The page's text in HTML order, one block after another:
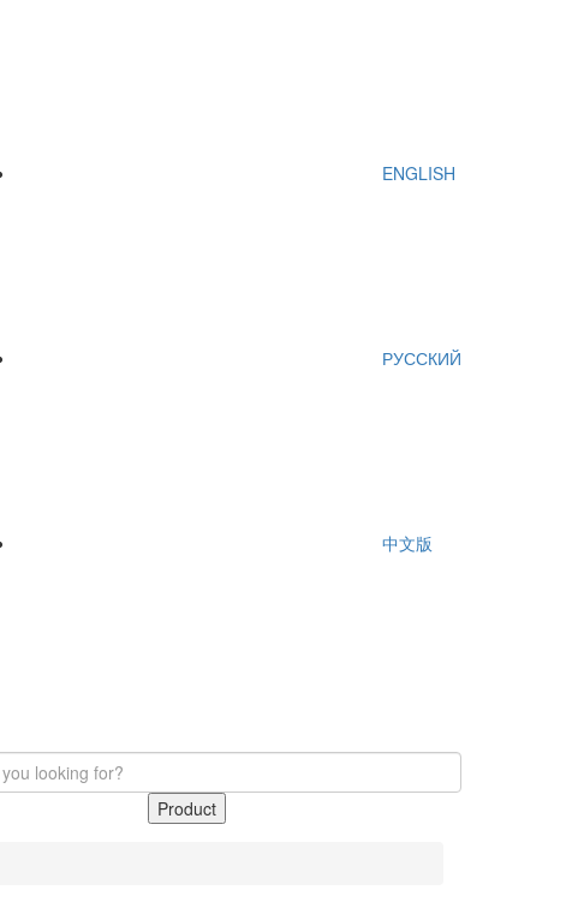
ENGLISH
РУССКИЙ
中文版
Product